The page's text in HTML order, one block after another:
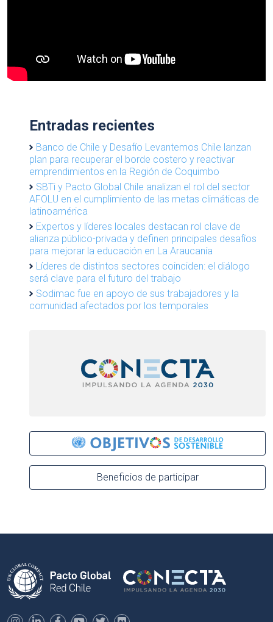
Entradas recientes
Banco de Chile y Desafío Levantemos Chile lanzan
plan para recuperar el borde costero y reactivar
emprendimientos en la Región de Coquimbo
SBTi y Pacto Global Chile analizan el rol del sector
AFOLU en el cumplimiento de las metas climáticas de
latinoamérica
Expertos y líderes locales destacan rol clave de
alianza público-privada y definen principales desafíos
para mejorar la educación en La Araucanía
Líderes de distintos sectores coinciden: el diálogo
será clave para el futuro del trabajo
Sodimac fue en apoyo de sus trabajadores y la
comunidad afectados por los temporales
Beneficios de participar